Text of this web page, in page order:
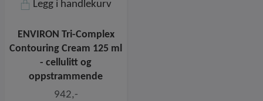
Legg i handlekurv
ENVIRON Tri-Complex
Contouring Cream 125 ml
- cellulitt og
oppstrammende
942,-